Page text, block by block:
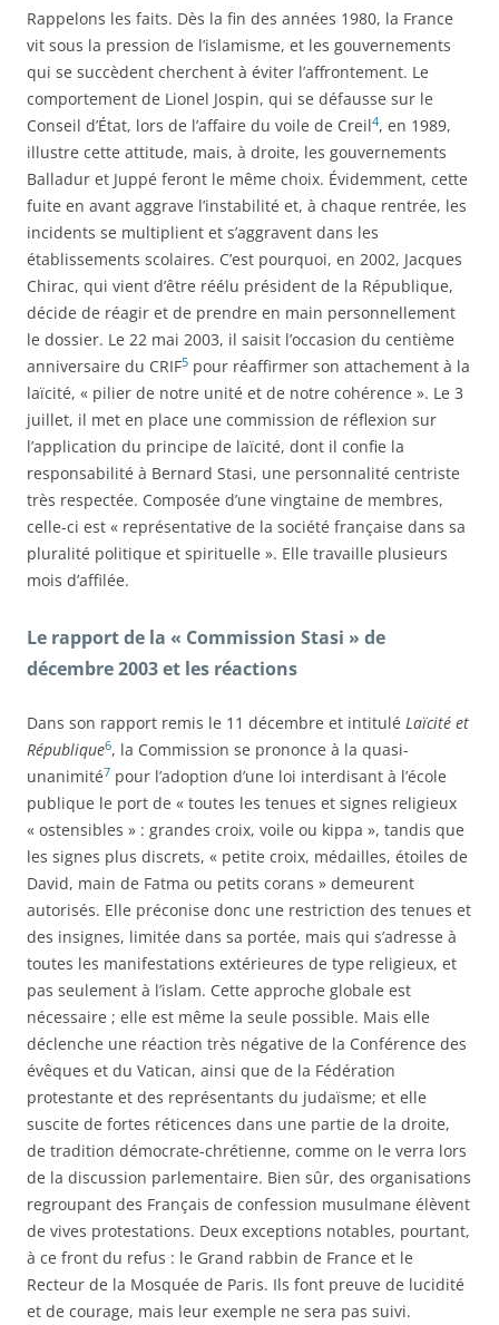
Rappelons les faits. Dès la fin des années 1980, la France
vit sous la pression de l’islamisme, et les gouvernements
qui se succèdent cherchent à éviter l’affrontement. Le
comportement de Lionel Jospin, qui se défausse sur le
Conseil d’État, lors de l’affaire du voile de Creil4, en 1989,
illustre cette attitude, mais, à droite, les gouvernements
Balladur et Juppé feront le même choix. Évidemment, cette
fuite en avant aggrave l’instabilité et, à chaque rentrée, les
incidents se multiplient et s’aggravent dans les
établissements scolaires. C’est pourquoi, en 2002, Jacques
Chirac, qui vient d’être réélu président de la République,
décide de réagir et de prendre en main personnellement
le dossier. Le 22 mai 2003, il saisit l’occasion du centième
anniversaire du CRIF5 pour réaffirmer son attachement à la
laïcité, « pilier de notre unité et de notre cohérence ». Le 3
juillet, il met en place une commission de réflexion sur
l’application du principe de laïcité, dont il confie la
responsabilité à Bernard Stasi, une personnalité centriste
très respectée. Composée d’une vingtaine de membres,
celle-ci est « représentative de la société française dans sa
pluralité politique et spirituelle ». Elle travaille plusieurs
mois d’affilée.
Le rapport de la « Commission Stasi » de
décembre 2003 et les réactions
Dans son rapport remis le 11 décembre et intitulé Laïcité et
République6, la Commission se prononce à la quasi-
unanimité7 pour l’adoption d’une loi interdisant à l’école
publique le port de « toutes les tenues et signes religieux
« ostensibles » : grandes croix, voile ou kippa », tandis que
les signes plus discrets, « petite croix, médailles, étoiles de
David, main de Fatma ou petits corans » demeurent
autorisés. Elle préconise donc une restriction des tenues et
des insignes, limitée dans sa portée, mais qui s’adresse à
toutes les manifestations extérieures de type religieux, et
pas seulement à l’islam. Cette approche globale est
nécessaire ; elle est même la seule possible. Mais elle
déclenche une réaction très négative de la Conférence des
évêques et du Vatican, ainsi que de la Fédération
protestante et des représentants du judaïsme; et elle
suscite de fortes réticences dans une partie de la droite,
de tradition démocrate-chrétienne, comme on le verra lors
de la discussion parlementaire. Bien sûr, des organisations
regroupant des Français de confession musulmane élèvent
de vives protestations. Deux exceptions notables, pourtant,
à ce front du refus : le Grand rabbin de France et le
Recteur de la Mosquée de Paris. Ils font preuve de lucidité
et de courage, mais leur exemple ne sera pas suivi.